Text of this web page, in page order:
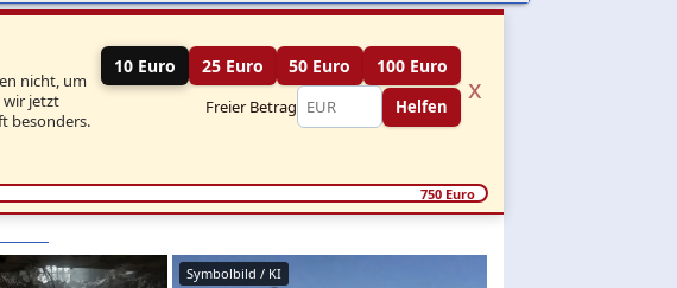
nicht, um
wir jetzt
besonders.
10 Euro 25 Euro 50 Euro 100 Euro
Freier Betrag Helfen
x
750 Euro
Symbolbild / KI